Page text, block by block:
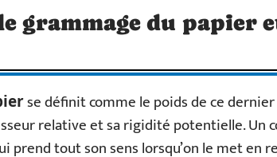
grammage du papier
se définit comme le poids de ce
relative et sa rigidité potentielle. Un
prend tout son sens lorsqu’on le met en